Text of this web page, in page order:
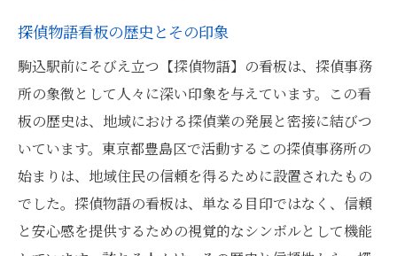
探偵事務所の選定ポイント
看板が示す探偵のプロフェッショナリズム
依頼者との信頼関係を築く探偵事務所
探偵物語看板と事務所の実績
看板から読み取る探偵事務所の信頼性
複雑な都市問題を解き明かす駒込の探偵たちの
探偵物語看板の歴史とその印象
駒込駅前にそびえ立つ【探偵物語】の看板は、探偵事務
所の象徴として人々に深い印象を与えています。この看
板の歴史は、地域における探偵業の発展と密接に結びつ
いています。東京都豊島区で活動するこの探偵事務所の
始まりは、地域住民の信頼を得るために設置されたもの
でした。探偵物語の看板は、単なる目印ではなく、信頼
と安心感を提供するための視覚的なシンボルとして機能